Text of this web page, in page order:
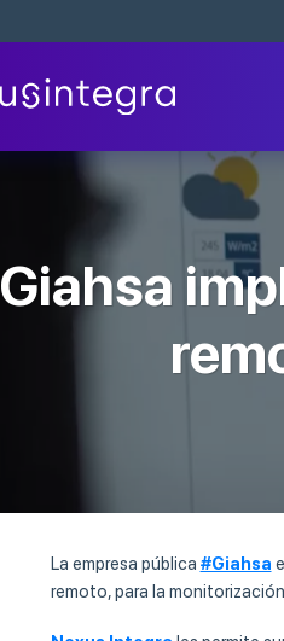
Giahsa
La empresa pública #Giahsa
remoto, para la